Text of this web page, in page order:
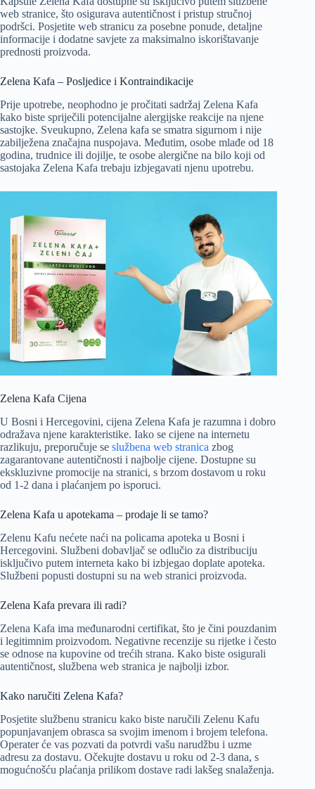
web stranice, što osigurava autentičnost i pristup stručnoj
podršci. Posjetite web stranicu za posebne ponude, detaljne
informacije i dodatne savjete za maksimalno iskorištavanje
prednosti proizvoda.
Zelena Kafa – Posljedice i Kontraindikacije
Prije upotrebe, neophodno je pročitati sadržaj Zelena Kafa
kako biste spriječili potencijalne alergijske reakcije na njene
sastojke. Sveukupno, Zelena kafa se smatra sigurnom i nije
zabilježena značajna nuspojava. Međutim, osobe mlađe od 18
godina, trudnice ili dojilje, te osobe alergične na bilo koji od
sastojaka Zelena Kafa trebaju izbjegavati njenu upotrebu.
Zelena Kafa Cijena
U Bosni i Hercegovini, cijena Zelena Kafa je razumna i dobro
odražava njene karakteristike. Iako se cijene na internetu
razlikuju, preporučuje se službena web stranica zbog
zagarantovane autentičnosti i najbolje cijene. Dostupne su
ekskluzivne promocije na stranici, s brzom dostavom u roku
od 1-2 dana i plaćanjem po isporuci.
Zelena Kafa u apotekama – prodaje li se tamo?
Zelenu Kafu nećete naći na policama apoteka u Bosni i
Hercegovini. Službeni dobavljač se odlučio za distribuciju
isključivo putem interneta kako bi izbjegao doplate apoteka.
Službeni popusti dostupni su na web stranici proizvoda.
Zelena Kafa prevara ili radi?
Zelena Kafa ima međunarodni certifikat, što je čini pouzdanim
i legitimnim proizvodom. Negativne recenzije su rijetke i često
se odnose na kupovine od trećih strana. Kako biste osigurali
autentičnost, službena web stranica je najbolji izbor.
Kako naručiti Zelena Kafa?
Posjetite službenu stranicu kako biste naručili Zelenu Kafu
popunjavanjem obrasca sa svojim imenom i brojem telefona.
Operater će vas pozvati da potvrdi vašu narudžbu i uzme
adresu za dostavu. Očekujte dostavu u roku od 2-3 dana, s
mogućnošću plaćanja prilikom dostave radi lakšeg snalaženja.